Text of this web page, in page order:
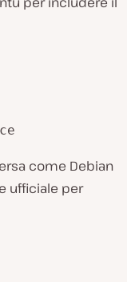
come Debian
ufficiale per